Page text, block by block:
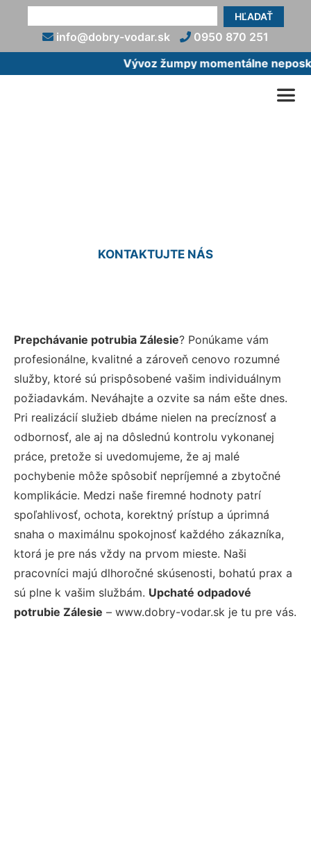
HĽADAŤ
info@dobry-vodar.sk
0950 870 251
Vývoz žumpy momentálne
KONTAKTUJTE NÁS
Prepchávanie potrubia Zálesie? Ponúkame vám
profesionálne, kvalitné a zároveň cenovo rozumné
služby, ktoré sú prispôsobené vašim individuálnym
požiadavkám. Neváhajte a ozvite sa nám ešte dnes.
Pri realizácií služieb dbáme nielen na precíznosť a
odbornosť, ale aj na dôslednú kontrolu vykonanej
práce, pretože si uvedomujeme, že aj malé
pochybenie môže spôsobiť nepríjemné a zbytočné
komplikácie. Medzi naše firemné hodnoty patrí
spoľahlivosť, ochota, korektný prístup a úprimná
snaha o maximálnu spokojnosť každého zákazníka,
ktorá je pre nás vždy na prvom mieste. Naši
pracovníci majú dlhoročné skúsenosti, bohatú prax a
sú plne k vašim službám. Upchaté odpadové
potrubie Zálesie – www.dobry-vodar.sk je tu pre vás.